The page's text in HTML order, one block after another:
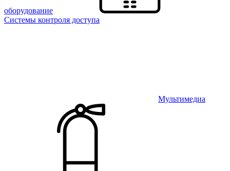
оборудование
Системы контроля доступа
Мультимедиа